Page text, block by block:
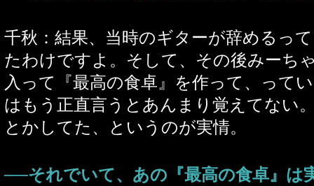
千秋：結果、当時のギターが辞めるっ
たわけですよ。そして、その後みーち
入って『最高の食卓』を作って、って
はもう正直言うとあんまり覚えてない
とかしてた、というのが実情。
──それでいて、あの『最高の食卓』は